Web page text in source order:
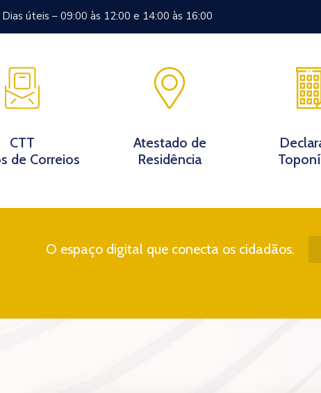
úteis – 09:00 às 12:00 e 14:00 às 16:00
Instituição Documentos Notícias
CTT
de Correios
Atestado de
Residência
O espaço digital que conecta os cidadãos.